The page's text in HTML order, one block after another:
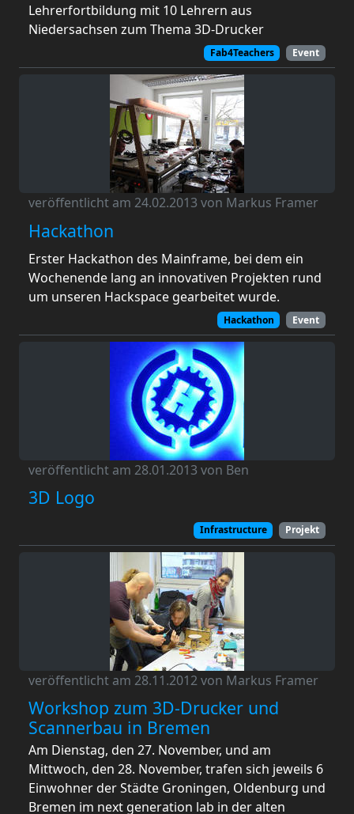
Lehrerfortbildung mit 10 Lehrern aus
Niedersachsen zum Thema 3D-Drucker
Fab4Teachers Event
veröffentlicht am 24.02.2013 von Markus Framer
Hackathon
Erster Hackathon des Mainframe, bei dem ein
Wochenende lang an innovativen Projekten rund
um unseren Hackspace gearbeitet wurde.
Hackathon Event
veröffentlicht am 28.01.2013 von Ben
3D Logo
Infrastructure Projekt
veröffentlicht am 28.11.2012 von Markus Framer
Workshop zum 3D-Drucker und
Scannerbau in Bremen
Am Dienstag, den 27. November, und am
Mittwoch, den 28. November, trafen sich jeweils 6
Einwohner der Städte Groningen, Oldenburg und
Bremen im next generation lab in der alten